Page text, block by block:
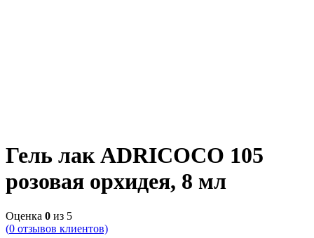
Гель лак ADRICOCO 105
розовая орхидея, 8 мл
Оценка 0 из 5
(0 отзывов клиентов)